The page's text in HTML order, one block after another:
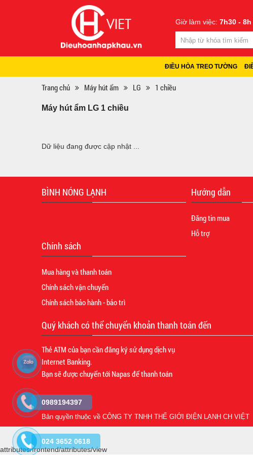
Giờ làm việc: 7h30 -
ĐIỀU HÒA TREO TƯỜNG
Trang chủ Máy hút ẩm LG 1 chiều
Máy hút ẩm LG 1 chiều
Dữ liệu đang được cập nhật ...
BÌNH NÓNG LẠNH Hướng dẫn
Đăng tin mua
Hỗ trợ
Chính sách
Mua hàng và thanh toán
Chính sách vận chuyển
Chính sách bảo hành - bảo trì
Quý khách có thể chuyển khoản thanh toán đến
Thẻ ATM của bạn cần đăng ký sử dụng dịch vụ
Internet Banking.
Bạn sẽ được chuyển tới Napas để thanh toán
Bản quyền thuộc về CÔNG TY TNHH THẾ GIỚI ĐIỆN LẠNH CH VIỆT
0989194397
024 3652 0618
attributes/frontend/attributes/view